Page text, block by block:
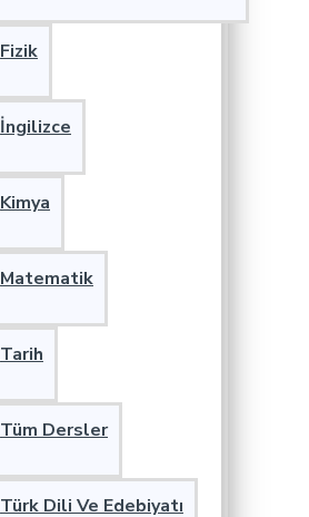
Fizik
İngilizce
Kimya
Matematik
Tarih
Tüm Dersler
Türk Dili Ve Edebiyatı